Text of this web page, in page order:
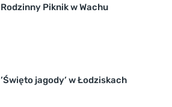
Rodzinny Piknik w Wachu
’Święto jagody’ w Łodziskach